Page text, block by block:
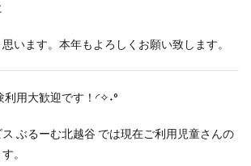
います。本年もよろしくお願い致します。
用大歓迎です！◜✧˖°
ぶるーむ北越谷 では現在ご利用児童さんの
。